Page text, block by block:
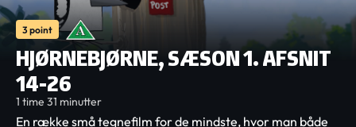
3 point
HJØRNEBJØRNE, SÆSON 1. AFSNIT
14-26
1 time 31 minutter
En række små tegnefilm for de mindste, hvor man både